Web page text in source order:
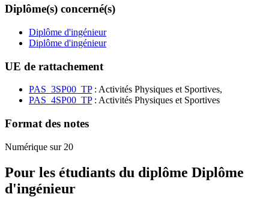
Diplôme(s) concerné(s)
Diplôme d'ingénieur
Diplôme d'ingénieur
UE de rattachement
PAS_3SP00_TP: Activités Physiques et Sportives,
PAS_4SP00_TP: Activités Physiques et Sportives
Format des notes
Numérique sur 20
Pour les étudiants du diplôme Diplôme
d'ingénieur